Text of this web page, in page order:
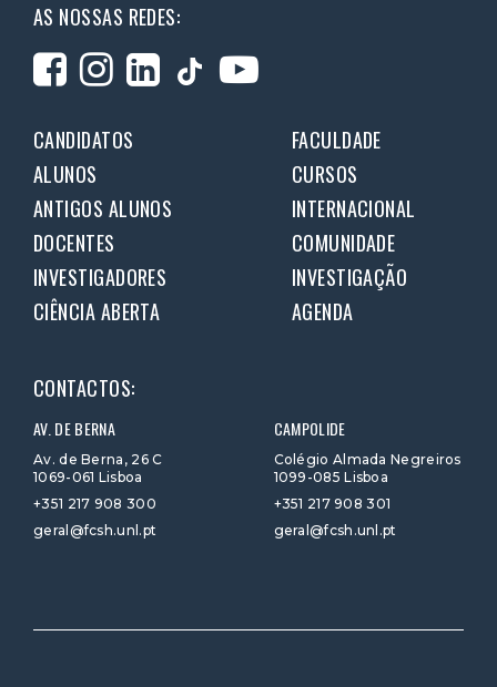
AS NOSSAS REDES:
CANDIDATOS
FACULDADE
ALUNOS
CURSOS
ANTIGOS ALUNOS
INTERNACIONAL
DOCENTES
COMUNIDADE
INVESTIGADORES
INVESTIGAÇÃO
CIÊNCIA ABERTA
AGENDA
CONTACTOS:
AV. DE BERNA
Av. de Berna, 26 C
1069-061 Lisboa
+351 217 908 300
geral@fcsh.unl.pt
CAMPOLIDE
Colégio Almada Negreiros
1099-085 Lisboa
+351 217 908 301
geral@fcsh.unl.pt